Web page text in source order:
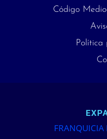
Código
Política